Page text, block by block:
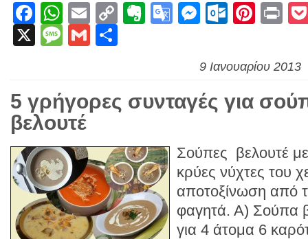
Facebook
WhatsApp
EmailCopyEvernote
Google
X
Message
Gmail
9 Ιανουαρίου 2013
5 γρήγορες συνταγές για
βελουτέ
Σούπες βελουτέ με
κρύες νύχτες του
αποτοξίνωση από
φαγητά. Α) Σούπα
για 4 άτομα 6